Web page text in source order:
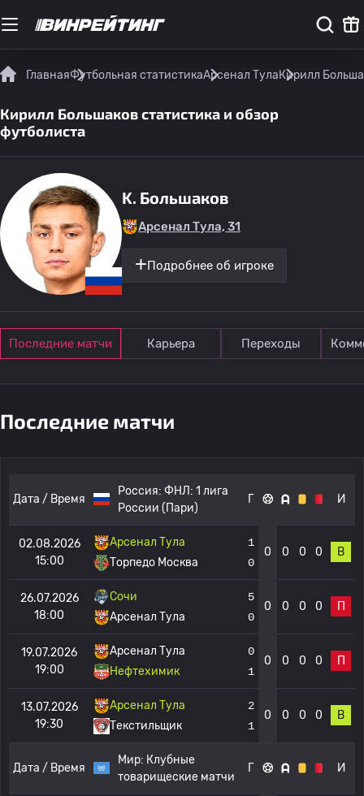
ГлавнаяФутбольная статистикаАрсенал ТулаКирилл
Кирилл Большаков статистика и обзор
футболиста
K. Большаков
Арсенал Тула, 31
Подробнее об игроке
Последние матчи Карьера Переходы
Последние матчи
Дата / Время
Россия: ФНЛ: 1 лига
России (Пари)
Г И
02.08.2026
15:00
Арсенал Тула
Торпедо Москва
1
0
0 0 0 0 В
26.07.2026
18:00
Сочи
Арсенал Тула
5
0
0 0 0 0 П
19.07.2026
19:00
Арсенал Тула
Нефтехимик
0
1
0 0 0 0 П
13.07.2026
19:30
Арсенал Тула
Текстильщик
2
1
0 0 0 0 В
Дата / Время
Мир: Клубные
товарищеские матчи
Г И